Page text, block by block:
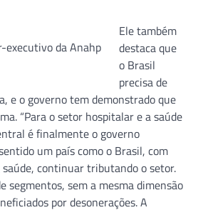
da Anahp
Ele também
destaca que
o Brasil
precisa de
e o governo tem demonstrado que
“Para o setor hospitalar e a saúde
é finalmente o governo
um país como o Brasil, com
saúde, continuar tributando o setor.
segmentos, sem a mesma dimensão
por desonerações. A